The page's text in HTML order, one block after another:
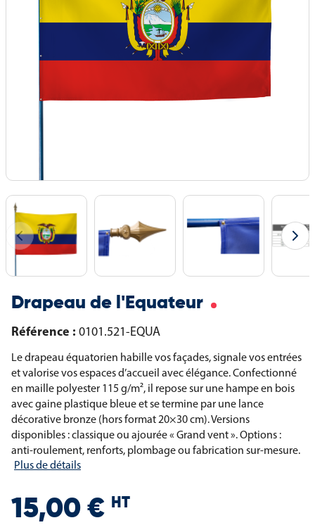
Drapeau de l'Equateur
Référence : 0101.521-EQUA
Le drapeau équatorien habille vos façades, signale vos entrées
et valorise vos espaces d’accueil avec élégance. Confectionné
en maille polyester 115 g/m², il repose sur une hampe en bois
avec gaine plastique bleue et se termine par une lance
décorative bronze (hors format 20×30 cm). Versions
disponibles : classique ou ajourée « Grand vent ». Options :
anti-roulement, renforts, plombage ou fabrication sur-mesure.
Plus de détails
15,00 € HT